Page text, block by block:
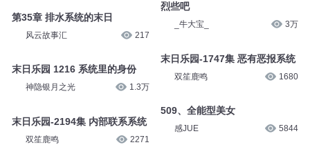
第35章 排水系统的末日
风云故事汇 217
末日乐园 1216 系统里的身份
神隐银月之光 1.3万
末日乐园-2194集 内部联系系统
双笙鹿鸣 2271
烈些吧
_牛大宝_ 3万
末日乐园-1747集 恶有恶报系统
双笙鹿鸣 1680
509、全能型美女
感JUE 5844